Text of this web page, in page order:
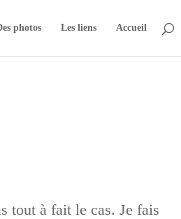
photos Les liens Accueil
tout à fait le cas. Je fais